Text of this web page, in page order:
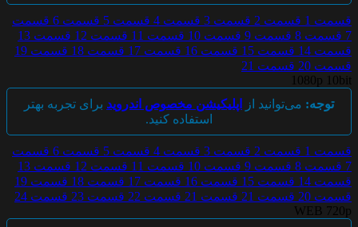
قسمت 1 قسمت 2 قسمت 3 قسمت 4 قسمت 5 قسمت 6
قسمت
7 قسمت 8 قسمت 9 قسمت 10 قسمت 11 قسمت 12
قسمت 13
قسمت 14
قسمت 15 قسمت 16 قسمت 17 قسمت 18
قسمت 19
قسمت 20
قسمت 21
1080p 10bit
توجه: می‌توانید از اپلیکیشن مخصوص اندروید برای تجربه بهتر
استفاده کنید.
قسمت 1 قسمت 2 قسمت 3 قسمت 4 قسمت 5 قسمت 6
قسمت
7 قسمت 8 قسمت 9 قسمت 10 قسمت 11 قسمت 12
قسمت 13
قسمت 14
قسمت 15 قسمت 16 قسمت 17 قسمت 18
قسمت 19
قسمت 20
قسمت 21 قسمت 21 قسمت 22 قسمت 23
قسمت 24
WEB 720p